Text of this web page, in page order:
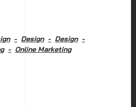
Design
Design
Online Marketing